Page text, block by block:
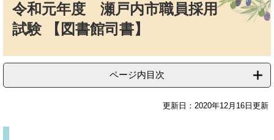
令和元年度 瀬戸内市職員採用
試験 【図書館司書】
ページ内目次
更新日：2020年12月16日更新